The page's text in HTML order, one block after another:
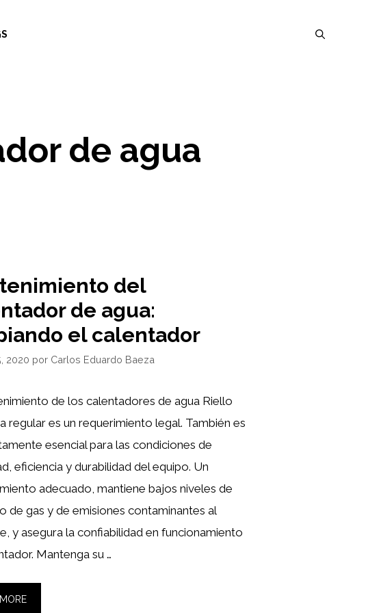
de agua
del
de agua:
el calentador
2020 por Carlos Eduardo Baeza
de los calentadores de agua Riello
regular es un requerimiento legal. También es
esencial para las condiciones de
eficiencia y durabilidad del equipo. Un
adecuado, mantiene bajos niveles de
de gas y de emisiones contaminantes al
y asegura la confiabilidad en funcionamiento
Mantenga su …